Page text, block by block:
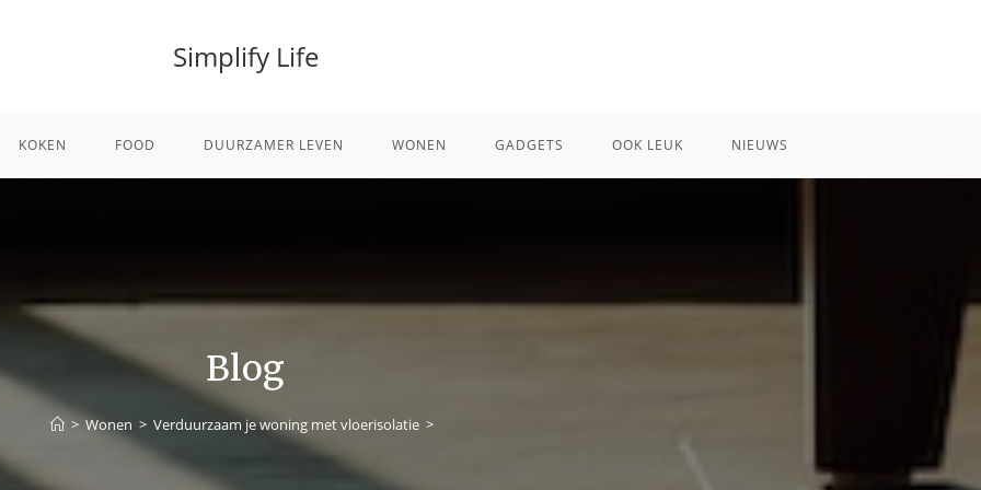
Simplify Life
KOKEN FOOD DUURZAMER LEVEN WONEN GADGETS OOK LEUK NIEUWS
Blog
> Wonen > Verduurzaam je woning met vloerisolatie >